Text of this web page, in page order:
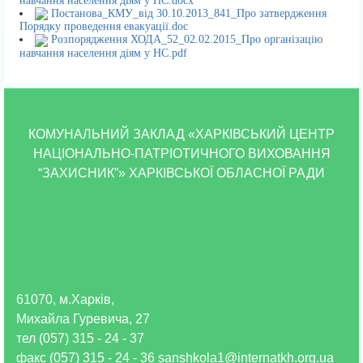
Постанова_КМУ_від 30.10.2013_841_Про затвердження
Порядку проведення евакуації.doc
Розпорядження ХОДА_52_02.02.2015_Про організацію
навчання населення діям у НС.pdf
КОМУНАЛЬНИЙ ЗАКЛАД «ХАРКІВСЬКИЙ ЦЕНТР
НАЦІОНАЛЬНО-ПАТРІОТИЧНОГО ВИХОВАННЯ
“ЗАХИСНИК”» ХАРКІВСЬКОЇ ОБЛАСНОЇ РАДИ
61070, м.Харків,
Михайла Гуревича, 27
тел (057) 315 - 24 - 37
факс (057) 315 - 24 - 36 sanshkola1@internatkh.org.ua